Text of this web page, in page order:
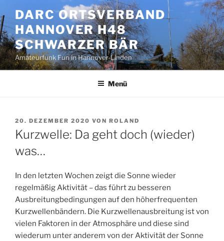
Inhalt
springen
DARC ORTSVERBAND
HANNOVER H48
SCHWARZER BÄR
Amateurfunk Fun in Hannover-Linden
Menü
VERÖFFENTLICHT
AM
20. DEZEMBER 2020 VON ROLAND
Kurzwelle: Da geht doch (wieder)
was…
In den letzten Wochen zeigt die Sonne wieder
regelmäßig Aktivität – das führt zu besseren
Ausbreitungbedingungen auf den höherfrequenten
Kurzwellenbändern. Die Kurzwellenausbreitung ist von
vielen Faktoren in der Atmosphäre und diese sind
wiederum unter anderem von der Aktivität der Sonne